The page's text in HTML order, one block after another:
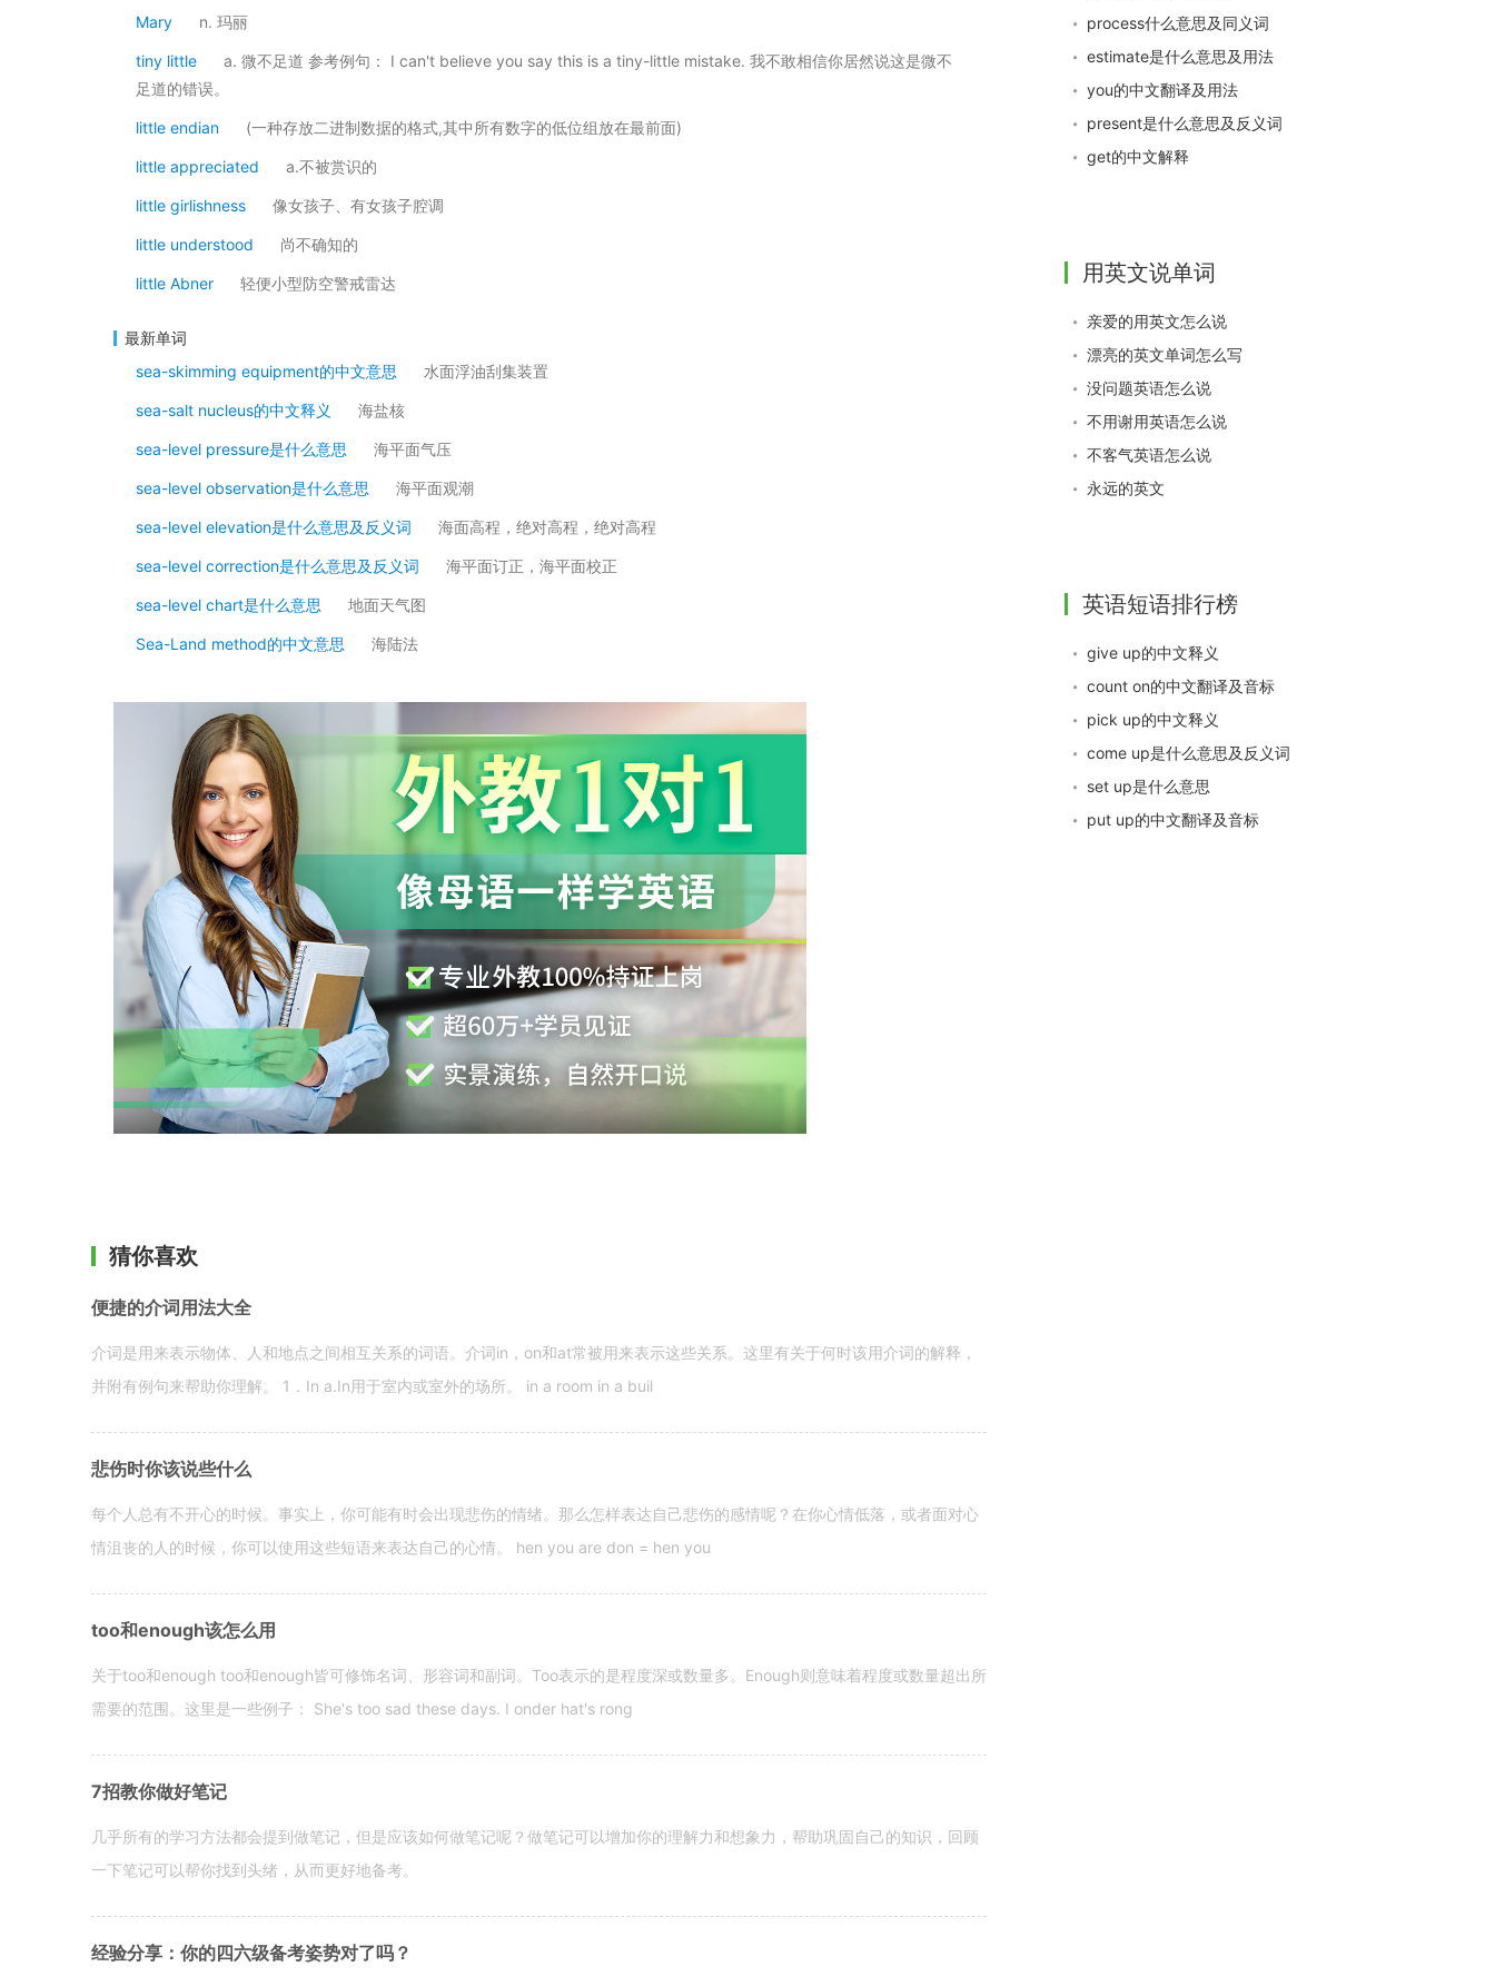
Mary n. 玛丽
tiny little
a. 微不足道 参考例句： I can't believe you say this is a tiny-little mistake. 我不敢相信你居然说这是微不
足道的错误。
little endian (一种存放二进制数据的格式,其中所有数字的低位组放在最前面)
little appreciated a.不被赏识的
little girlishness 像女孩子、有女孩子腔调
little understood 尚不确知的
little Abner 轻便小型防空警戒雷达
最新单词
sea-skimming equipment的中文意思
水面浮油刮集装置
sea-salt nucleus的中文释义 海盐核
sea-level pressure是什么意思 海平面气压
sea-level observation是什么意思 海平面观潮
sea-level elevation是什么意思及反义词 海面高程，绝对高程，绝对高程
sea-level correction是什么意思及反义词 海平面订正，海平面校正
sea-level chart是什么意思 地面天气图
Sea-Land method的中文意思 海陆法
猜你喜欢
便捷的介词用法大全
介词是用来表示物体、人和地点之间相互关系的词语。介词in，on和at常被用来表示这些关系。这里有关于何时该用介词的解释，
并附有例句来帮助你理解。 1．In a.In用于室内或室外的场所。 in a room in a buil
悲伤时你该说些什么
每个人总有不开心的时候。事实上，你可能有时会出现悲伤的情绪。那么怎样表达自己悲伤的感情呢？在你心情低落，或者面对心
情沮丧的人的时候，你可以使用这些短语来表达自己的心情。 hen you are don = hen you
too和enough该怎么用
关于too和enough too和enough皆可修饰名词、形容词和副词。Too表示的是程度深或数量多。Enough则意味着程度或数量超出所
需要的范围。这里是一些例子： She's too sad these days. I onder hat's rong
7招教你做好笔记
几乎所有的学习方法都会提到做笔记，但是应该如何做笔记呢？做笔记可以增加你的理解力和想象力，帮助巩固自己的知识，回顾
一下笔记可以帮你找到头绪，从而更好地备考。
经验分享：你的四六级备考姿势对了吗？
process什么意思及同义词
estimate是什么意思及用法
you的中文翻译及用法
present是什么意思及反义词
get的中文解释
用英文说单词
亲爱的用英文怎么说
漂亮的英文单词怎么写
没问题英语怎么说
不用谢用英语怎么说
不客气英语怎么说
永远的英文
英语短语排行榜
give up的中文释义
count on的中文翻译及音标
pick up的中文释义
come up是什么意思及反义词
set up是什么意思
put up的中文翻译及音标